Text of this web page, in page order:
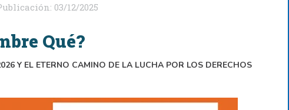
03/12/2025
Qué?
Y EL ETERNO CAMINO DE LA LUCHA POR LOS DERECHOS